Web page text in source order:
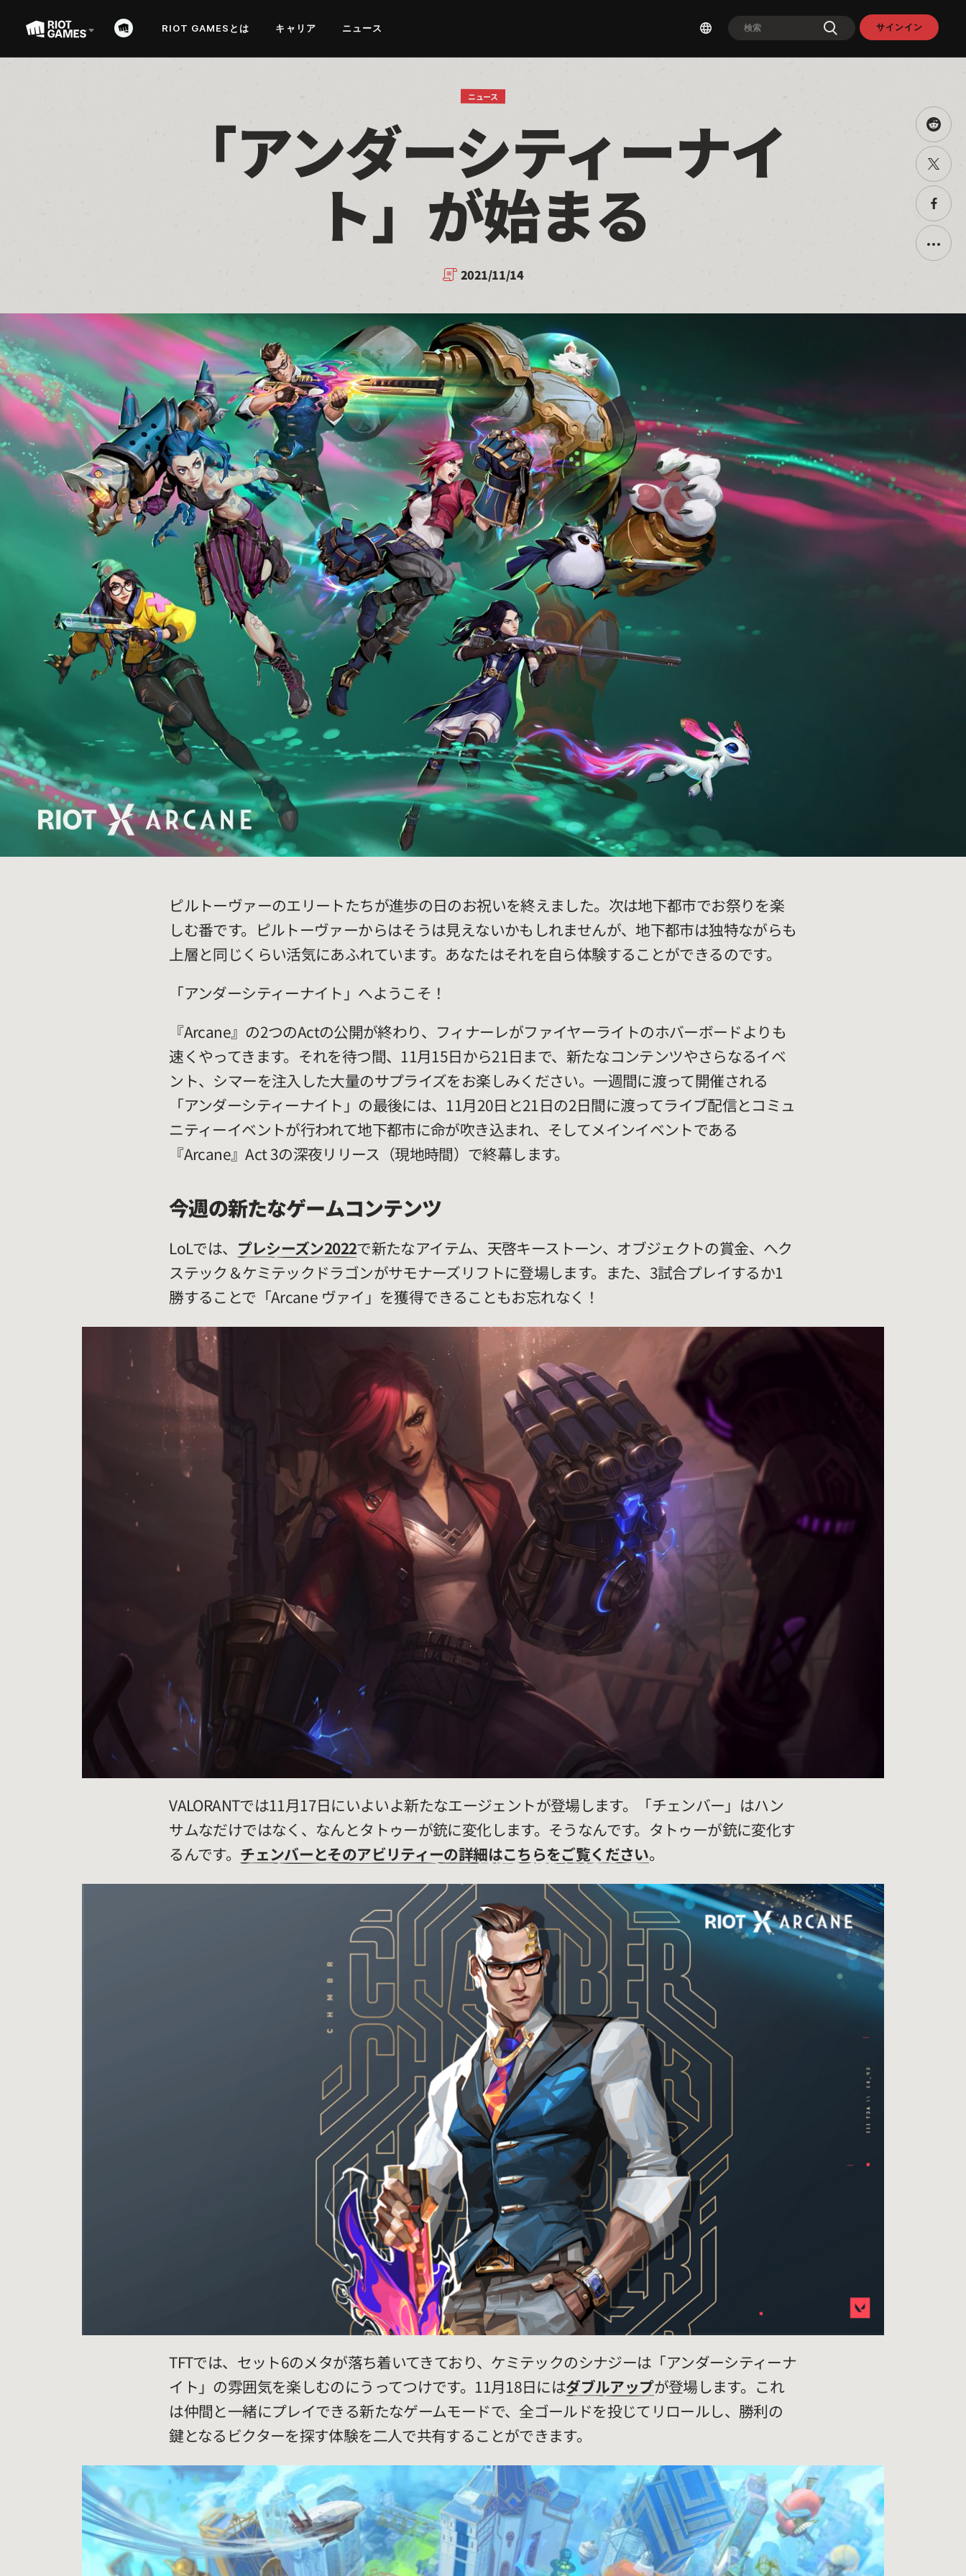
RIOT GAMESとは キャリア ニュース サインイン
ニュース
「アンダーシティーナイ
ト」が始まる
2021/11/14
Share
this
on
Reddit
Twitter
で
共
有
で
共
Toggle
ピルトーヴァーのエリートたちが進歩の日のお祝いを終えました。次は地下都市でお祭りを楽
しむ番です。ピルトーヴァーからはそうは見えないかもしれませんが、地下都市は独特ながらも
上層と同じくらい活気にあふれています。あなたはそれを自ら体験することができるのです。
「アンダーシティーナイト」へようこそ！
『Arcane』の2つのActの公開が終わり、フィナーレがファイヤーライトのホバーボードよりも
速くやってきます。それを待つ間、11月15日から21日まで、新たなコンテンツやさらなるイベ
ント、シマーを注入した大量のサプライズをお楽しみください。一週間に渡って開催される
「アンダーシティーナイト」の最後には、11月20日と21日の2日間に渡ってライブ配信とコミュ
ニティーイベントが行われて地下都市に命が吹き込まれ、そしてメインイベントである
『Arcane』Act 3の深夜リリース（現地時間）で終幕します。
今週の新たなゲームコンテンツ
LoLでは、 プレシーズン2022で新たなアイテム、天啓キーストーン、オブジェクトの賞金、へク
ステック＆ケミテックドラゴンがサモナーズリフトに登場します。また、3試合プレイするか1
勝することで「Arcane ヴァイ」を獲得できることもお忘れなく！
VALORANTでは11月17日にいよいよ新たなエージェントが登場します。「チェンバー」はハン
サムなだけではなく、なんとタトゥーが銃に変化します。そうなんです。タトゥーが銃に変化す
るんです。 チェンバーとそのアビリティーの詳細はこちらをご覧ください。
TFTでは、セット6のメタが落ち着いてきており、ケミテックのシナジーは「アンダーシティーナ
イト」の雰囲気を楽しむのにうってつけです。11月18日にはダブルアップが登場します。これ
は仲間と一緒にプレイできる新たなゲームモードで、全ゴールドを投じてリロールし、勝利の
鍵となるビクターを探す体験を二人で共有することができます。